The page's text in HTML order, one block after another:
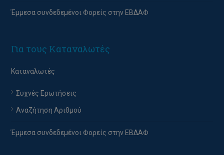
Έμμεσα συνδεδεμένοι Φορείς στην ΕΒΔΑΦ
Για τους Καταναλωτές
Καταναλωτές
Συχνές Ερωτήσεις
Αναζήτηση Αριθμού
Έμμεσα συνδεδεμένοι Φορείς στην ΕΒΔΑΦ